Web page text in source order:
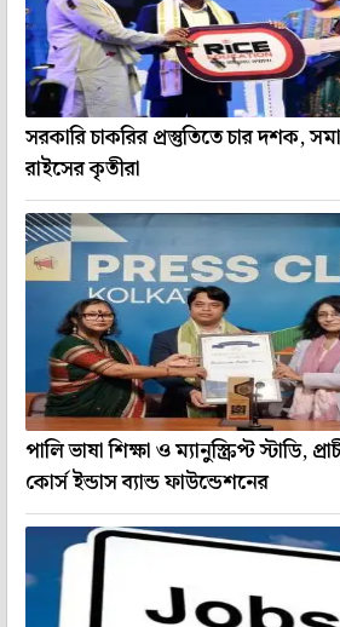
সরকারি চাকরির প্রস্তুতিতে চার দশক,
রাইসের কৃতীরা
পালি ভাষা শিক্ষা ও ম্যানুস্ক্রিপ্ট স্টাডি,
কোর্স ইন্ডাস ব্যান্ড ফাউন্ডেশনের